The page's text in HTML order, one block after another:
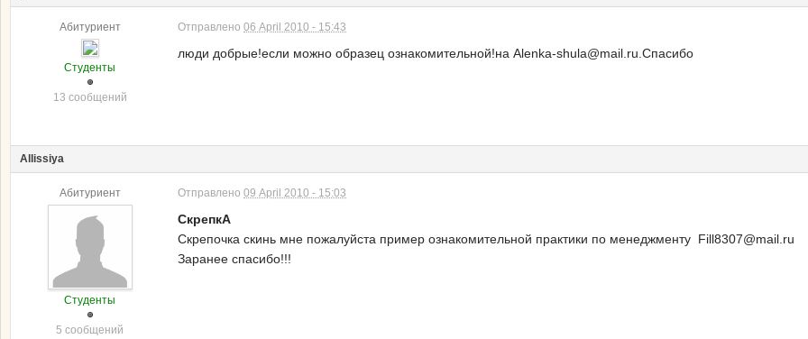
Абитуриент
Студенты
13 сообщений
Отправлено 06 April 2010 - 15:43
люди добрые!если можно образец ознакомительной!на Alenka-shula@mail.ru.Спасибо
Allissiya
Абитуриент
Студенты
5 сообщений
Отправлено 09 April 2010 - 15:03
СкрепкА
Скрепочка скинь мне пожалуйста пример ознакомительной практики по менеджменту Fill8307@mail.ru
Заранее спасибо!!!